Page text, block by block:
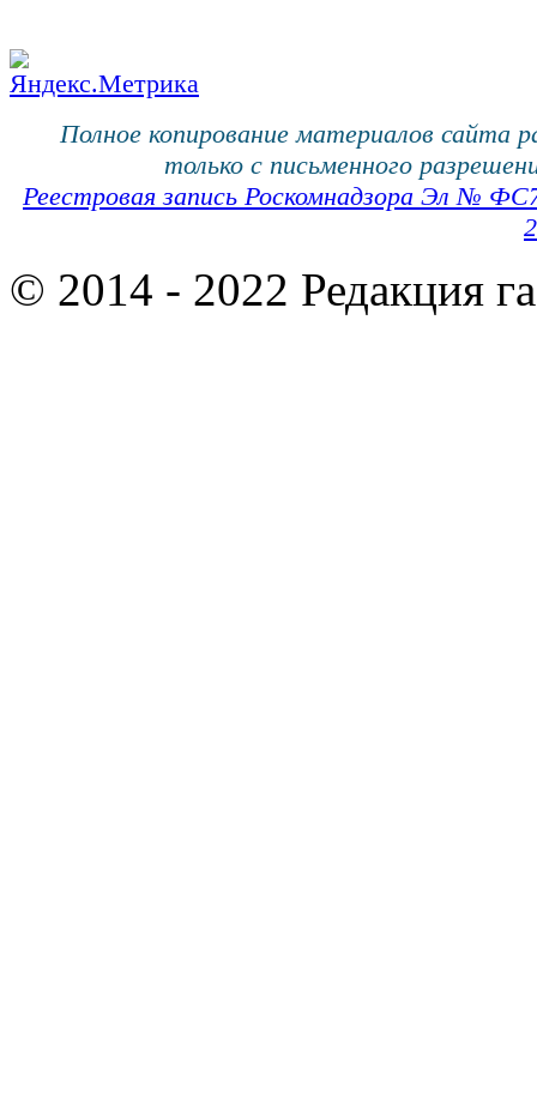
Полное копирование материалов сайта
только с письменного
Реестровая запись Роскомнадзора Эл №
© 2014 - 2022 Редакция